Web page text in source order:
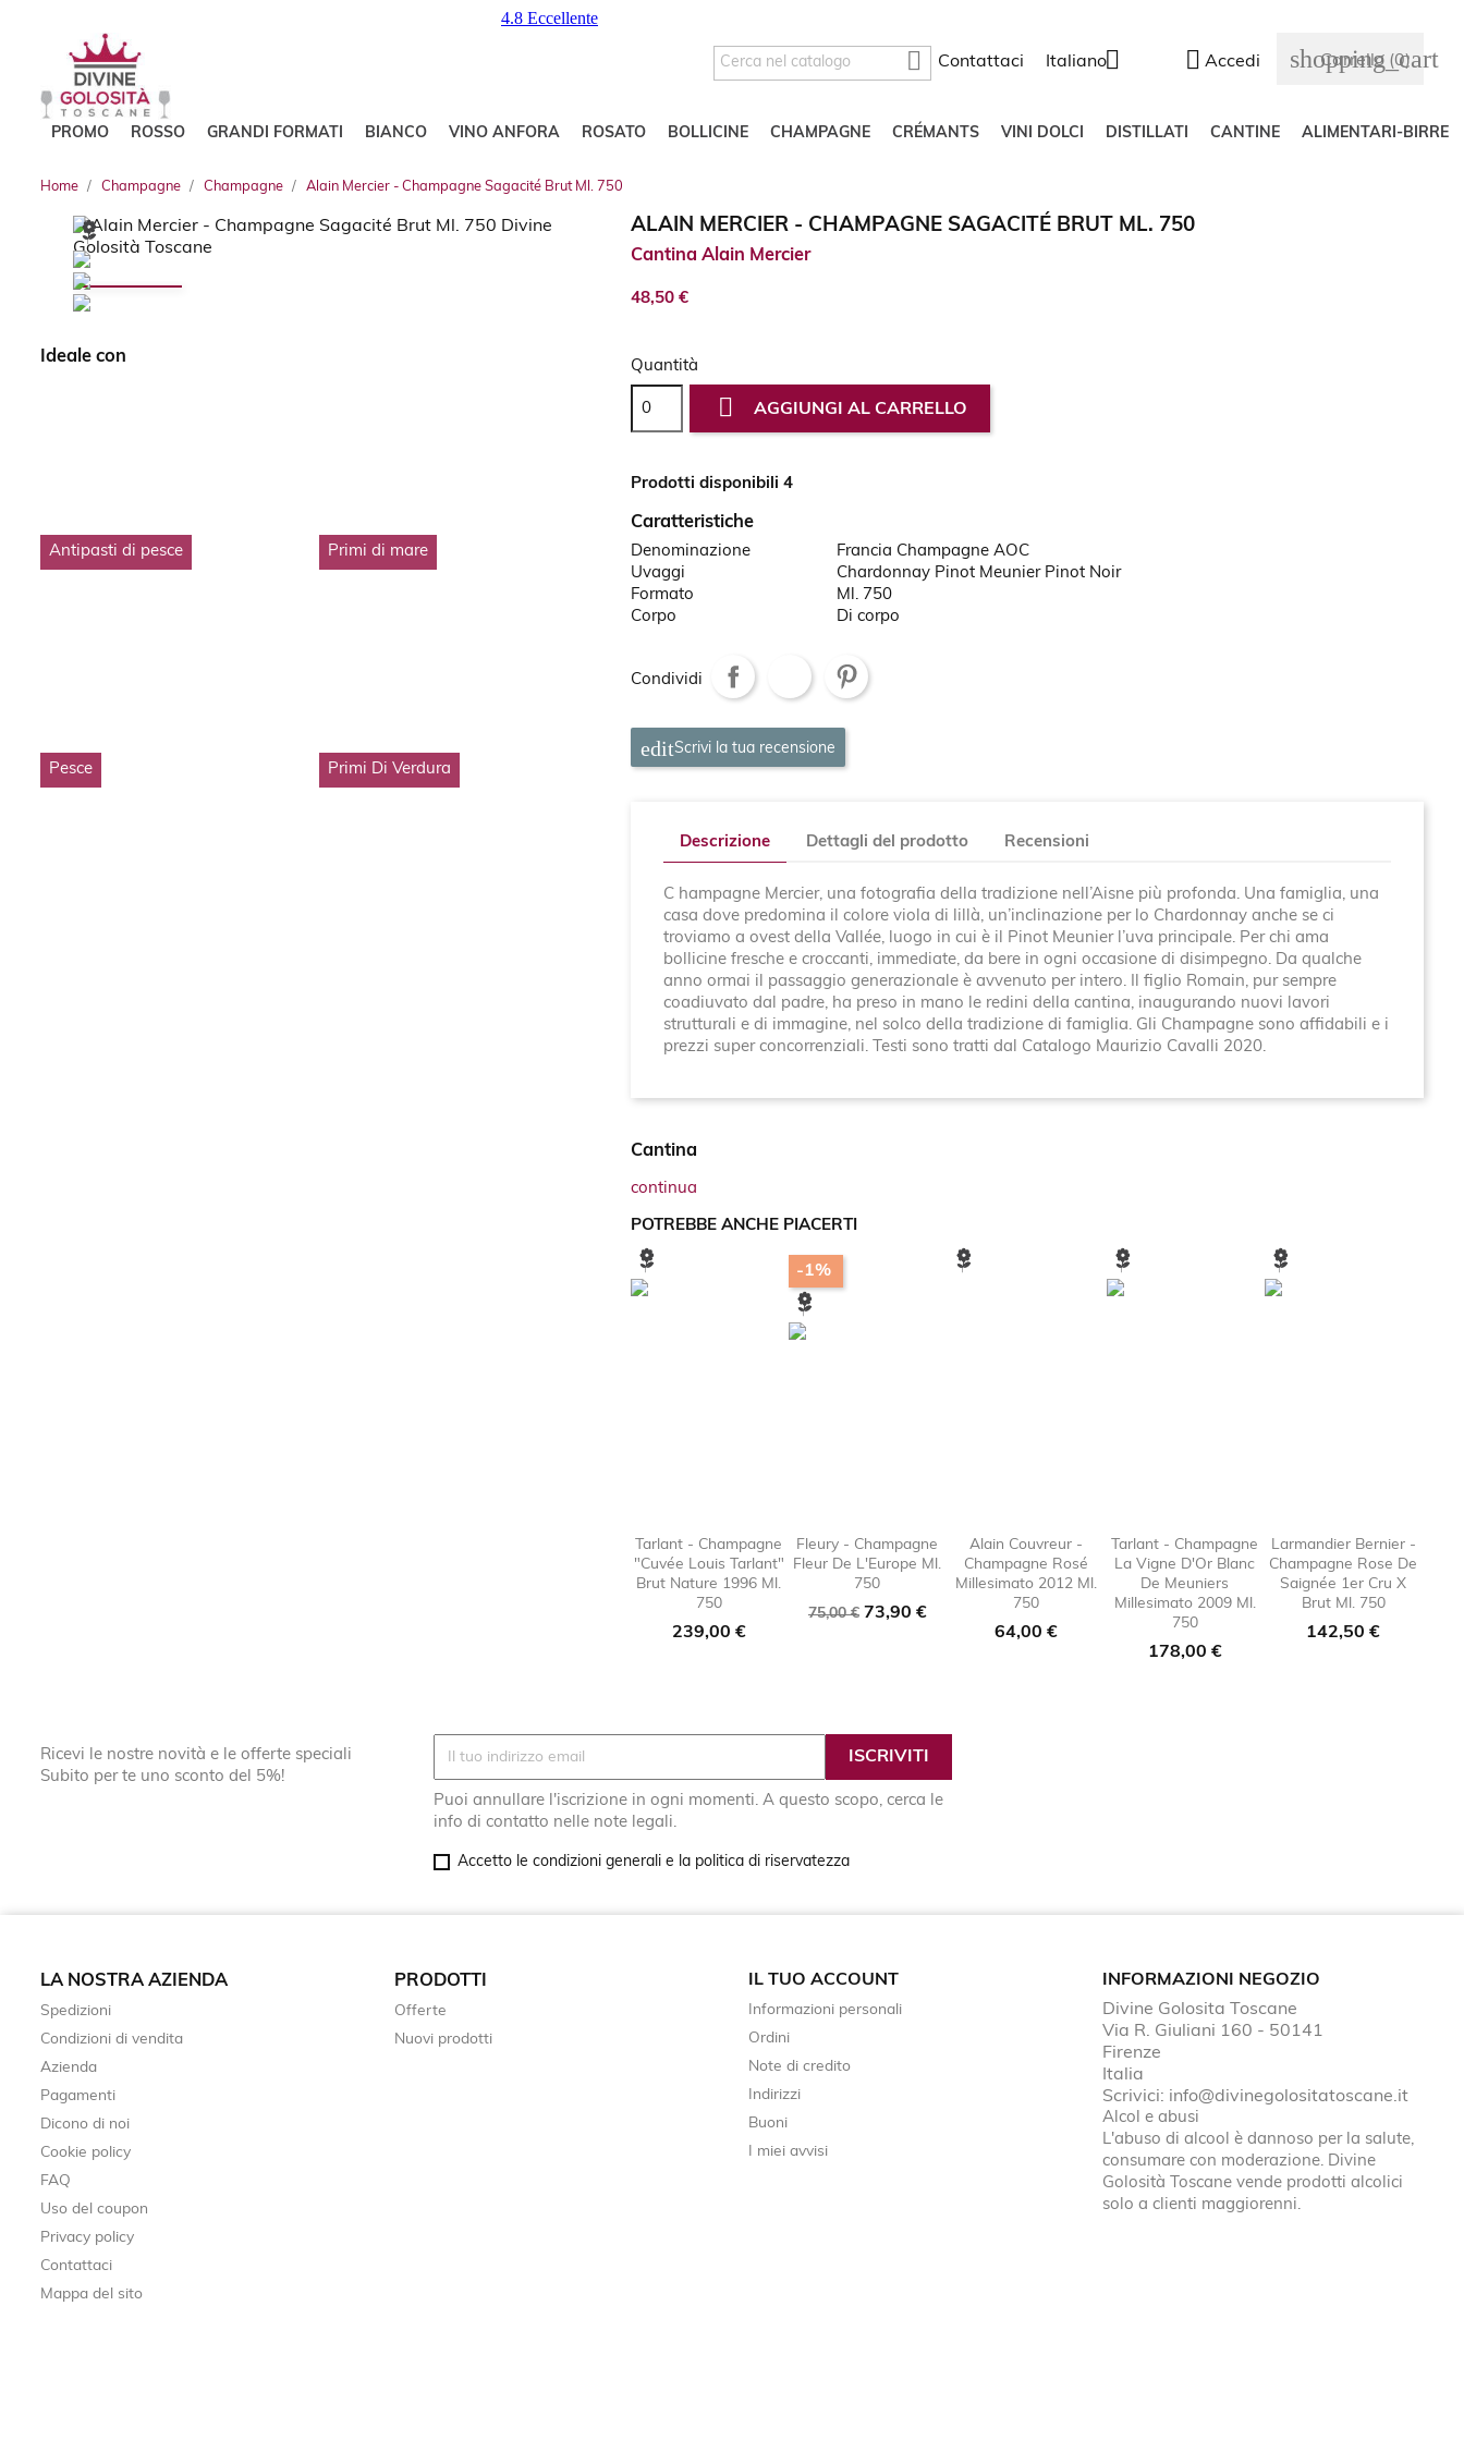
 Contattaci Italiano  Accedi shopping_cart
Carrello (0)
PROMO ROSSO GRANDI FORMATI BIANCO VINO ANFORA ROSATO BOLLICINE CHAMPAGNE CRÉMANTS VINI DOLCI DISTILLATI CANTINE ALIMENTARI-BIRRE
Home Champagne Champagne Alain Mercier - Champagne Sagacité Brut Ml. 750
Ideale con
Antipasti di pesce Primi di mare
Pesce Primi Di Verdura
ALAIN MERCIER - CHAMPAGNE SAGACITÉ BRUT ML. 750
Cantina Alain Mercier
48,50 €
Quantità
 AGGIUNGI AL CARRELLO
Prodotti disponibili 4
Caratteristiche
Denominazione
Francia Champagne AOC
Uvaggi
Chardonnay Pinot Meunier Pinot Noir
Formato
Ml. 750
Corpo
Di corpo
Condividi
Scrivi la tua recensione
Descrizione Dettagli del prodotto Recensioni
C hampagne Mercier, una fotografia della tradizione nell’Aisne più profonda. Una famiglia, una
casa dove predomina il colore viola di lillà, un’inclinazione per lo Chardonnay anche se ci
troviamo a ovest della Vallée, luogo in cui è il Pinot Meunier l’uva principale. Per chi ama
bollicine fresche e croccanti, immediate, da bere in ogni occasione di disimpegno. Da qualche
anno ormai il passaggio generazionale è avvenuto per intero. Il figlio Romain, pur sempre
coadiuvato dal padre, ha preso in mano le redini della cantina, inaugurando nuovi lavori
strutturali e di immagine, nel solco della tradizione di famiglia. Gli Champagne sono affidabili e i
prezzi super concorrenziali. Testi sono tratti dal Catalogo Maurizio Cavalli 2020.
Cantina
continua
POTREBBE ANCHE PIACERTI
Tarlant - Champagne
"Cuvée Louis Tarlant"
Brut Nature 1996 Ml.
750
Prezzo
239,00 €
 favorite_border
Fleury - Champagne
Fleur De L'Europe Ml.
750
Prezzo
75,00 € Prezzo
73,90 €
-1%
 favorite_border
Alain Couvreur -
Champagne Rosé
Millesimato 2012 Ml.
750
Prezzo
64,00 €
 favorite_border
Tarlant - Champagne
La Vigne D'Or Blanc
De Meuniers
Millesimato 2009 Ml.
750
Prezzo
178,00 €
 favorite_border
Larmandier Bernier -
Champagne Rose De
Saignée 1er Cru X
Brut Ml. 750
Prezzo
142,50 €

Ricevi le nostre novità e le offerte speciali
Subito per te uno sconto del 5%!
Puoi annullare l'iscrizione in ogni momenti. A questo scopo, cerca le
info di contatto nelle note legali.
Accetto le condizioni generali e la politica di riservatezza
LA NOSTRA AZIENDA
Spedizioni
Condizioni di vendita
Azienda
Pagamenti
Dicono di noi
Cookie policy
FAQ
Uso del coupon
Privacy policy
Contattaci
Mappa del sito
PRODOTTI
Offerte
Nuovi prodotti
IL TUO ACCOUNT
Informazioni personali
Ordini
Note di credito
Indirizzi
Buoni
I miei avvisi
INFORMAZIONI NEGOZIO
Divine Golosita Toscane
Via R. Giuliani 160 - 50141
Firenze
Italia
Scrivici: info@divinegolositatoscane.it
Alcol e abusi
L'abuso di alcool è dannoso per la salute,
consumare con moderazione. Divine
Golosità Toscane vende prodotti alcolici
solo a clienti maggiorenni.